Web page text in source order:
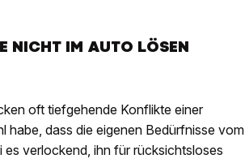
NICHT IM AUTO LÖSEN
oft tiefgehende Konflikte einer
habe, dass die eigenen Bedürfnisse vom
verlockend, ihn für rücksichtsloses